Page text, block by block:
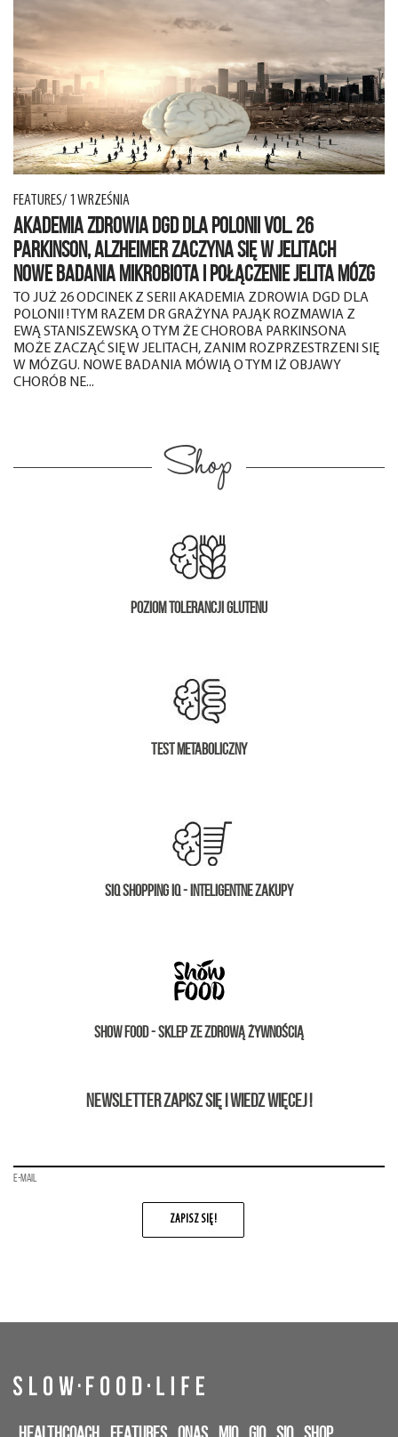
FEATURES/ 1 WRZEŚNIA
AKADEMIA ZDROWIA DGD DLA POLONII VOL. 26
PARKINSON, ALZHEIMER ZACZYNA SIĘ W JELITACH
NOWE BADANIA MIKROBIOTA I POŁĄCZENIE JELITA MÓZG
TO JUŻ 26 ODCINEK Z SERII AKADEMIA ZDROWIA DGD DLA
POLONII ! TYM RAZEM DR GRAŻYNA PAJĄK ROZMAWIA Z
EWĄ STANISZEWSKĄ O TYM ŻE CHOROBA PARKINSONA
MOŻE ZACZĄĆ SIĘ W JELITACH, ZANIM ROZPRZESTRZENI SIĘ
W MÓZGU. NOWE BADANIA MÓWIĄ O TYM IŻ OBJAWY
CHORÓB NE...
Shop
Poziom tolerancji glutenu
Test metaboliczny
SIQ Shopping IQ - inteligentne zakupy
Show Food - sklep ze zdrową żywnością
NEWSLETTER ZAPISZ SIĘ I WIEDZ WIĘCEJ !
E-MAIL